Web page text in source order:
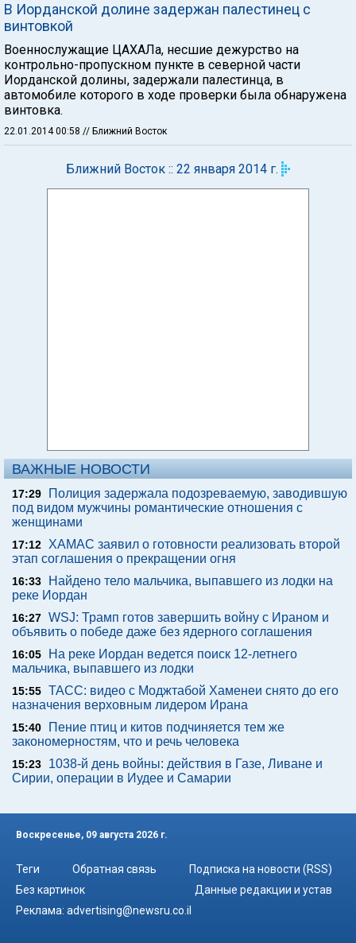
В Иорданской долине задержан палестинец с
винтовкой
Военнослужащие ЦАХАЛа, несшие дежурство на
контрольно-пропускном пункте в северной части
Иорданской долины, задержали палестинца, в
автомобиле которого в ходе проверки была обнаружена
винтовка.
22.01.2014 00:58 // Ближний Восток
Ближний Восток :: 22 января 2014 г.
ВАЖНЫЕ НОВОСТИ
17:29
Полиция задержала подозреваемую, заводившую
под видом мужчины романтические отношения с
женщинами
17:12
ХАМАС заявил о готовности реализовать второй
этап соглашения о прекращении огня
16:33
Найдено тело мальчика, выпавшего из лодки на
реке Иордан
16:27 WSJ: Трамп готов завершить войну с Ираном и
объявить о победе даже без ядерного соглашения
16:05
На реке Иордан ведется поиск 12-летнего
мальчика, выпавшего из лодки
15:55 ТАСС: видео с Моджтабой Хаменеи снято до его
назначения верховным лидером Ирана
15:40
Пение птиц и китов подчиняется тем же
закономерностям, что и речь человека
15:23
1038-й день войны: действия в Газе, Ливане и
Сирии, операции в Иудее и Самарии
Воскресенье, 09 августа 2026 г.
Теги Обратная связь
Подписка на новости (RSS)
Без картинок
Данные редакции и устав
Реклама: advertising@newsru.co.il